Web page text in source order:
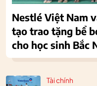
Tài chính
Nestlé Việt Nam
tạo trao tặng bể
cho học sinh Bắc